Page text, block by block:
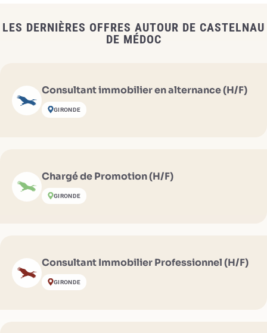
LES DERNIÈRES OFFRES AUTOUR DE CASTELNAU
DE MÉDOC
Consultant immobilier en alternance (H/F)
GIRONDE
Chargé de Promotion (H/F)
GIRONDE
Consultant Immobilier Professionnel (H/F)
GIRONDE